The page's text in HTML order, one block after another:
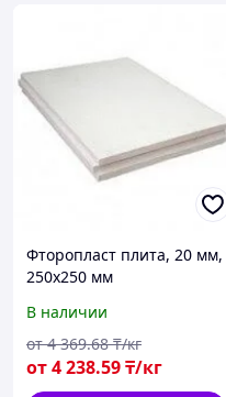
Фторопласт плита, 20 мм,
250х250 мм
В наличии
от4 238.59₸/кг
от 4 369.68 ₸/кг